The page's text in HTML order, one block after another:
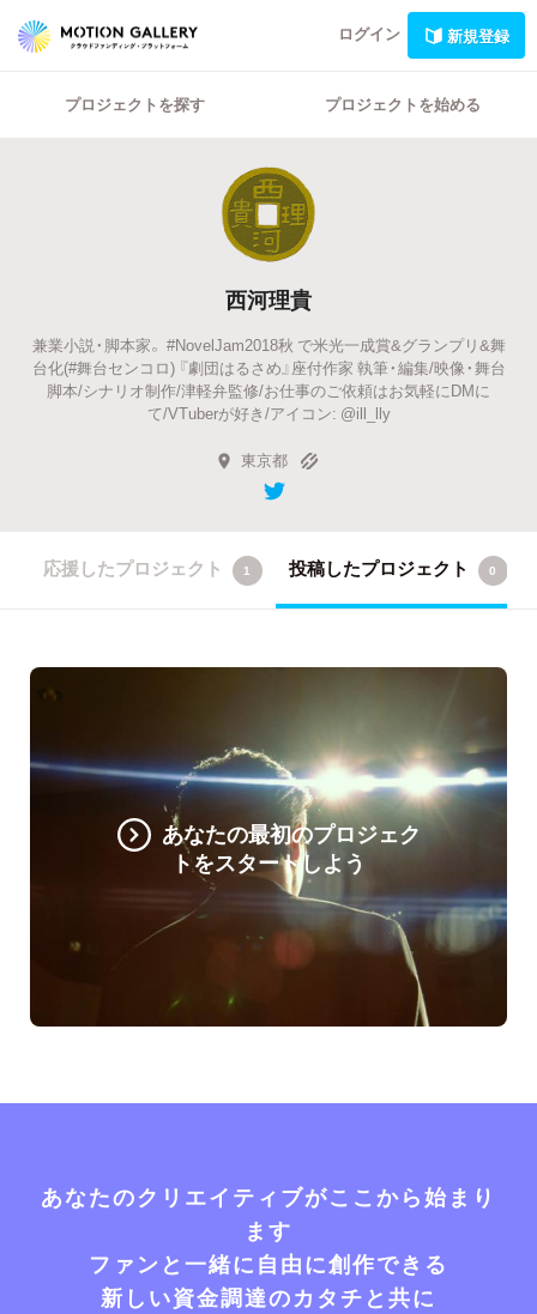
ログイン 新規登録
プロジェクトを探す プロジェクトを始める
西河理貴
兼業小説・脚本家。 #NovelJam2018秋 で米光一成賞&グランプリ&舞
台化(#舞台センコロ) 『劇団はるさめ』座付作家 執筆・編集/映像・舞台
脚本/シナリオ制作/津軽弁監修/お仕事のご依頼はお気軽にDMに
て/VTuberが好き/アイコン: @ill_lly
東京都
応援したプロジェクト 1 投稿したプロジェクト 0
あなたの最初のプロジェク
トをスタートしよう
あなたのクリエイティブがここから始まり
ます
ファンと一緒に自由に創作できる
新しい資金調達のカタチと共に